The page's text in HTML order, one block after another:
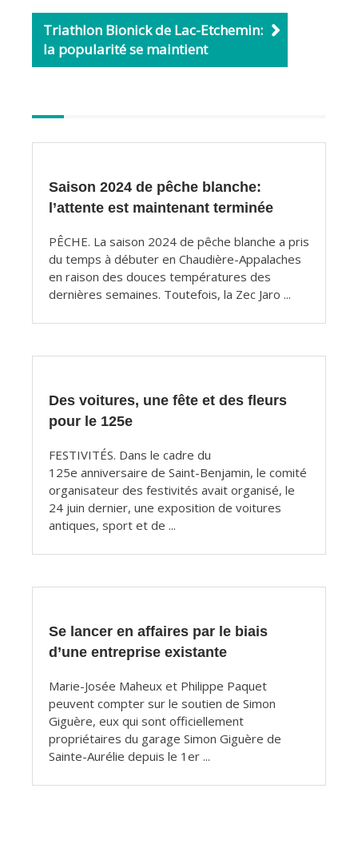
k
Triathlon Bionick de Lac-Etchemin:
la popularité se maintient
articles
Saison 2024 de pêche blanche:
l’attente est maintenant terminée
PÊCHE. La saison 2024 de pêche blanche a pris
du temps à débuter en Chaudière-Appalaches
en raison des douces températures des
dernières semaines. Toutefois, la Zec Jaro ...
Des voitures, une fête et des fleurs
pour le 125e
FESTIVITÉS. Dans le cadre du
125e anniversaire de Saint-Benjamin, le comité
organisateur des festivités avait organisé, le
24 juin dernier, une exposition de voitures
antiques, sport et de ...
Se lancer en affaires par le biais
d’une entreprise existante
Marie-Josée Maheux et Philippe Paquet
peuvent compter sur le soutien de Simon
Giguère, eux qui sont officiellement
propriétaires du garage Simon Giguère de
Sainte-Aurélie depuis le 1er ...